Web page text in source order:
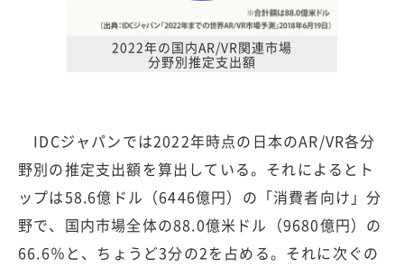
2022年の国内AR/VR関連市場
分野別推定支出額
IDCジャパンでは2022年時点の日本のAR/VR各分
野別の推定支出額を算出している。それによるとト
ップは58.6億ドル（6446億円）の「消費者向け」分
野で、国内市場全体の88.0億米ドル（9680億円）の
66.6％と、ちょうど3分の2を占める。それに次ぐの